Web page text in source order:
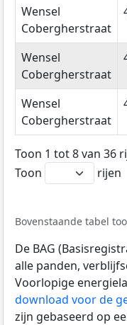
Wensel
Cobergherstraat
Wensel
Cobergherstraat
Wensel
Cobergherstraat
Toon 1 tot 8 van 36
Toon
rijen
Bovenstaande tabel
De BAG
alle panden,
Voorlopige
download voor de
zijn gebaseerd op